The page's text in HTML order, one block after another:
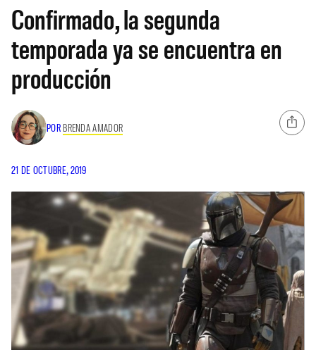
Confirmado, la segunda
temporada ya se encuentra en
producción
POR BRENDA AMADOR
21 DE OCTUBRE, 2019